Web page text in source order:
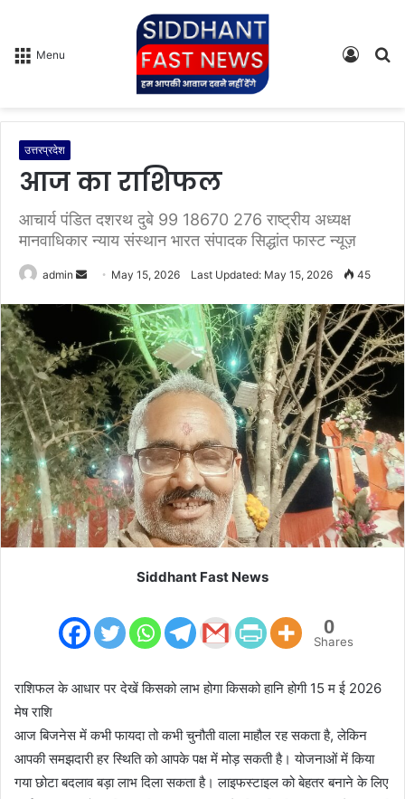
Menu
Log
उत्तरप्रदेश
आज का राशिफल
आचार्य पंडित दशरथ दुबे 99 18670 276 राष्ट्रीय अध्यक्ष
मानवाधिकार न्याय संस्थान भारत संपादक सिद्धांत फास्ट न्यूज़
admin
a
n
e
m
a
i
l
May 15, 2026 Last Updated: May 15, 2026 45
Siddhant Fast News
0
Shares
राशिफल के आधार पर देखें किसको लाभ होगा किसको हानि होगी 15 म ई 2026
मेष राशि
आज बिजनेस में कभी फायदा तो कभी चुनौती वाला माहौल रह सकता है, लेकिन
आपकी समझदारी हर स्थिति को आपके पक्ष में मोड़ सकती है। योजनाओं में किया
गया छोटा बदलाव बड़ा लाभ दिला सकता है। लाइफस्टाइल को बेहतर बनाने के लिए